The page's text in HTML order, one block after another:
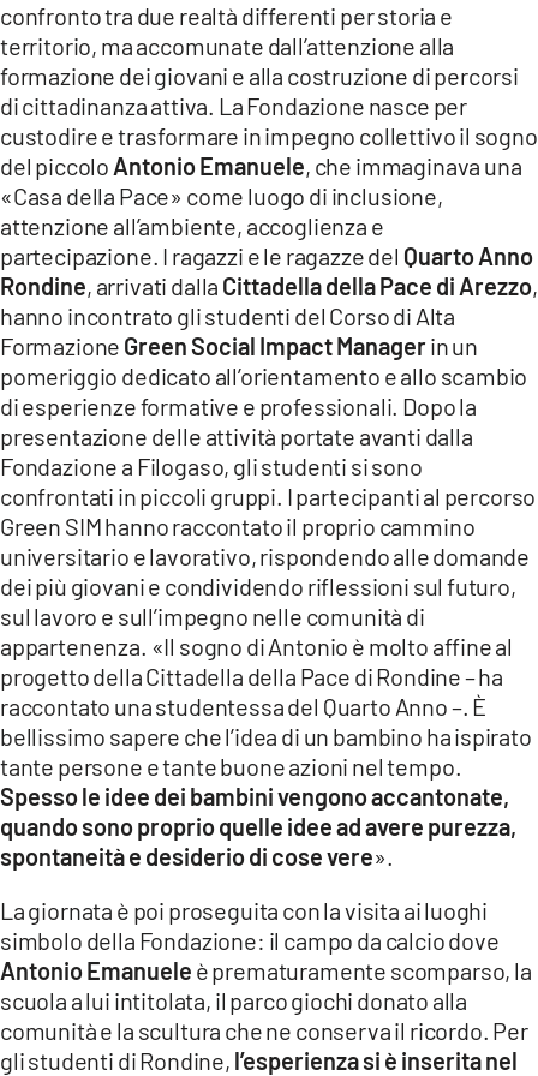
LACITYMAG.IT
ILREGGINO.IT
COSENZACHANNEL.IT
ILVIBONESE.IT
CATANZAROCHANNEL.IT
LACAPITALENEWS.IT
App
ANDROID
APPLE
confronto tra due realtà differenti per storia e
territorio, ma accomunate dall’attenzione alla
formazione dei giovani e alla costruzione di percorsi
di cittadinanza attiva. La Fondazione nasce per
custodire e trasformare in impegno collettivo il sogno
del piccolo Antonio Emanuele, che immaginava una
«Casa della Pace» come luogo di inclusione,
attenzione all’ambiente, accoglienza e
partecipazione. I ragazzi e le ragazze del Quarto Anno
Rondine, arrivati dalla Cittadella della Pace di Arezzo,
hanno incontrato gli studenti del Corso di Alta
Formazione Green Social Impact Managerin un
pomeriggio dedicato all’orientamento e allo scambio
di esperienze formative e professionali. Dopo la
presentazione delle attività portate avanti dalla
Fondazione a Filogaso, gli studenti si sono
confrontati in piccoli gruppi. I partecipanti al percorso
Green SIM hanno raccontato il proprio cammino
universitario e lavorativo, rispondendo alle domande
dei più giovani e condividendo riflessioni sul futuro,
sul lavoro e sull’impegno nelle comunità di
appartenenza. «Il sogno di Antonio è molto affine al
progetto della Cittadella della Pace di Rondine – ha
raccontato una studentessa del Quarto Anno –. È
bellissimo sapere che l’idea di un bambino ha ispirato
tante persone e tante buone azioni nel tempo.
Spesso le idee dei bambini vengono accantonate,
quando sono proprio quelle idee ad avere purezza,
spontaneità e desiderio di cose vere».
La giornata è poi proseguita con la visita ai luoghi
simbolo della Fondazione: il campo da calcio dove
Antonio Emanuele è prematuramente scomparso, la
scuola a lui intitolata, il parco giochi donato alla
comunità e la scultura che ne conserva il ricordo. Per
gli studenti di Rondine, l’esperienza si è inserita nel